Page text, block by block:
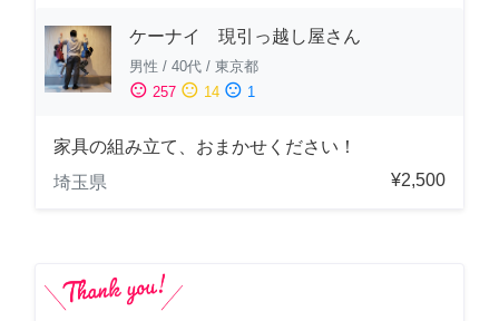
ケーナイ 現引っ越し屋さん
男性 / 40代 / 東京都
sentiment_satisfied 257 sentiment_neutral 14 sentiment_dissatisfied 1
家具の組み立て、おまかせください！
埼玉県
¥2,500